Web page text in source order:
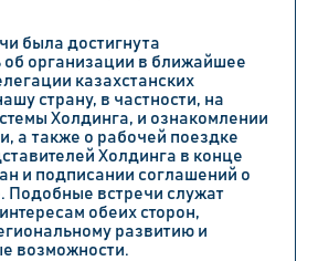
была достигнута
об организации в ближайшее
казахстанских
страну, в частности, на
Холдинга, и ознакомлении
а также о рабочей поездке
Холдинга в конце
и подписании соглашений о
Подобные встречи служат
обеих сторон,
развитию и
возможности.